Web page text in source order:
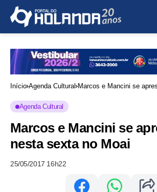
Início Agenda Cultural Marcos e Mancini se
Agenda Cultural
Marcos e Mancini se
nesta sexta no Moai
25/05/2017 16h22